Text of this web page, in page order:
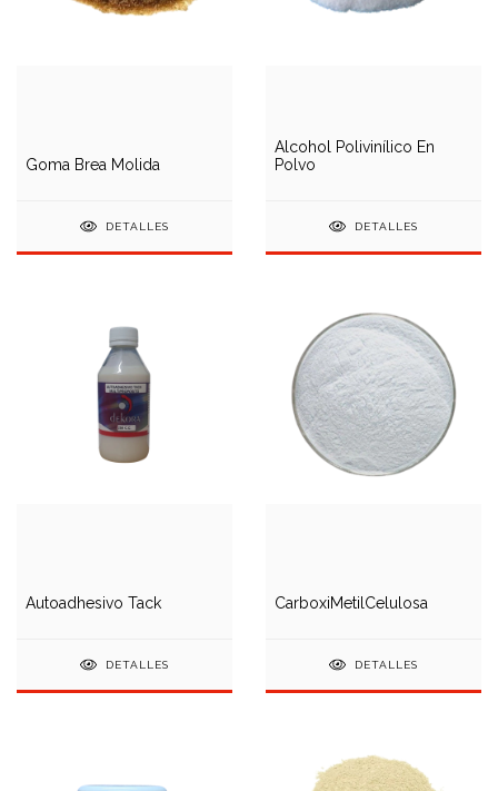
Goma Brea Molida
DETALLES
Alcohol Polivinílico En
Polvo
DETALLES
Autoadhesivo Tack
DETALLES
CarboxiMetilCelulosa
DETALLES